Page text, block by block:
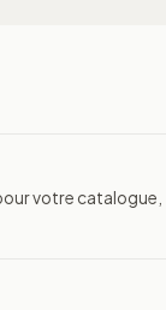
votre catalogue,